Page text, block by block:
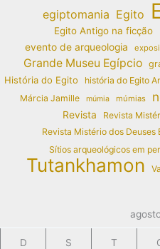
egiptomania Egito
Egito Antigo na ficção
evento de arqueologia
Grande Museu Egípcio
História do Egito
história do Egito
Márcia Jamille múmia múmias
Revista
Revista
Revista Mistério dos Deuses
Sítios arqueológicos em
Tutankhamon
D S T